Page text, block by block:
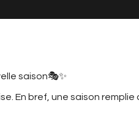
saison🎭✨
En bref, une saison
C'EST AUSSI ...
L'ACTU